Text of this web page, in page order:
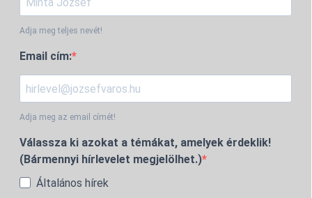
Adja meg teljes nevét!
Email cím:
Adja meg az email címét!
Válassza ki azokat a témákat, amelyek érdeklik!
(Bármennyi hírlevelet megjelölhet.)
Általános hírek